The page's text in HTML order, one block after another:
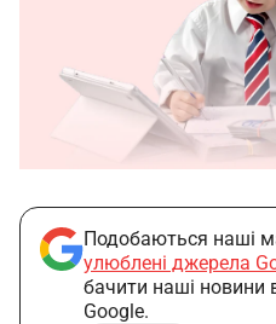
Подобаються наші
улюблені джерела
бачити наші новини
Google.